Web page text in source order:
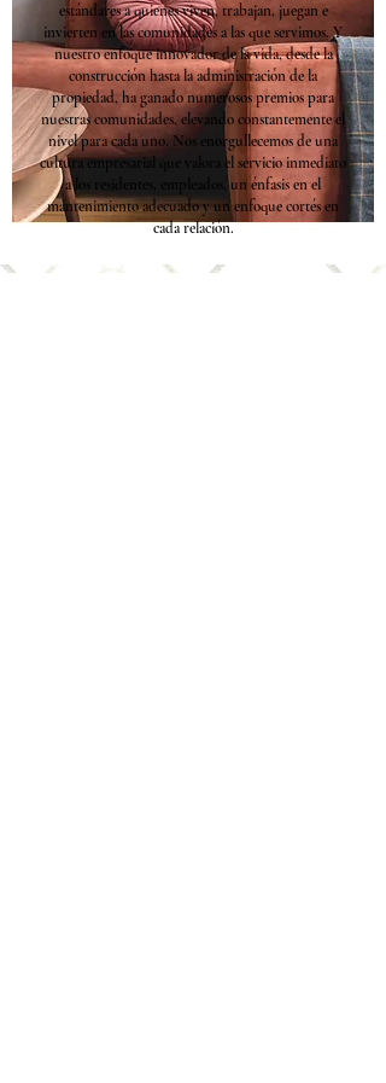
estándares a quienes viven, trabajan, juegan e
invierten en las comunidades a las que servimos. Y
nuestro enfoque innovador de la vida, desde la
construcción hasta la administración de la
propiedad, ha ganado numerosos premios para
nuestras comunidades, elevando constantemente el
nivel para cada uno. Nos enorgullecemos de una
cultura empresarial que valora el servicio inmediato
a los residentes, empleados, un énfasis en el
mantenimiento adecuado y un enfoque cortés en
cada relación.